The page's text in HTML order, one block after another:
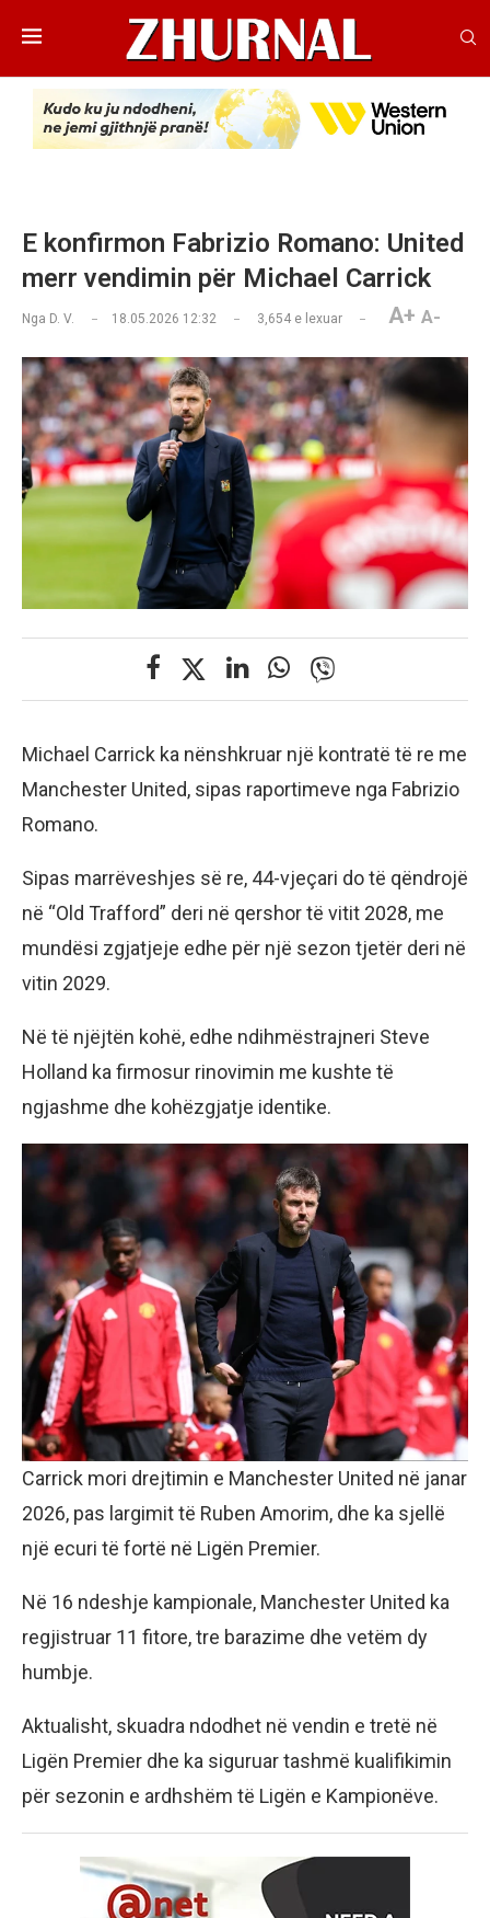
E konfirmon Fabrizio Romano: United
merr vendimin për Michael Carrick
Nga D. V. 18.05.2026 12:32 3,654 e lexuar A+ A-
Michael Carrick ka nënshkruar një kontratë të re me
Manchester United, sipas raportimeve nga Fabrizio
Romano.
Sipas marrëveshjes së re, 44-vjeçari do të qëndrojë
në “Old Trafford” deri në qershor të vitit 2028, me
mundësi zgjatjeje edhe për një sezon tjetër deri në
vitin 2029.
Në të njëjtën kohë, edhe ndihmëstrajneri Steve
Holland ka firmosur rinovimin me kushte të
ngjashme dhe kohëzgjatje identike.
Carrick mori drejtimin e Manchester United në janar
2026, pas largimit të Ruben Amorim, dhe ka sjellë
një ecuri të fortë në Ligën Premier.
Në 16 ndeshje kampionale, Manchester United ka
regjistruar 11 fitore, tre barazime dhe vetëm dy
humbje.
Aktualisht, skuadra ndodhet në vendin e tretë në
Ligën Premier dhe ka siguruar tashmë kualifikimin
për sezonin e ardhshëm të Ligën e Kampionëve.